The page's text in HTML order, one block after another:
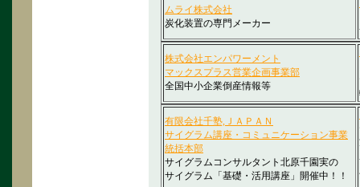
ムライ株式会社
炭化装置の専門メーカー
株式会社エンパワーメント
マックスプラス営業企画事業部
全国中小企業倒産情報等
有限会社千塾,ＪＡＰＡＮ
サイグラム講座・コミュニケーション事業
統括本部
サイグラムコンサルタント北原千園実の
サイグラム「基礎・活用講座」開催中！！